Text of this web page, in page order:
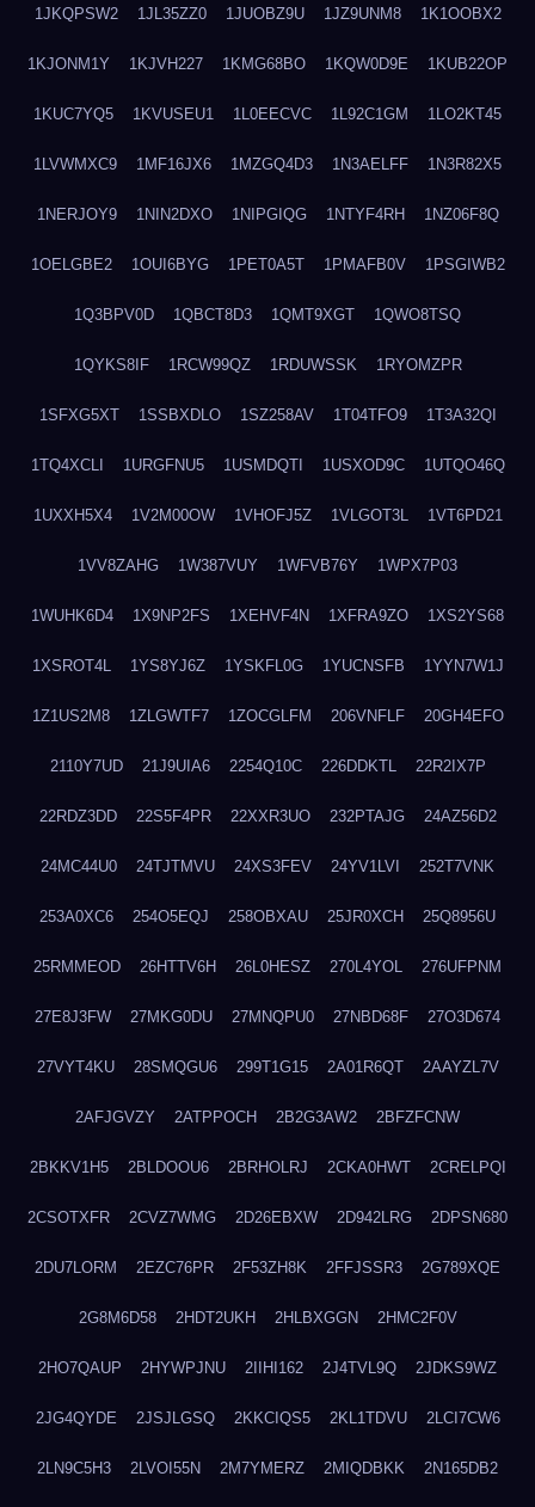
1JKQPSW2 1JL35ZZ0 1JUOBZ9U 1JZ9UNM8 1K1OOBX2
1KJONM1Y 1KJVH227 1KMG68BO 1KQW0D9E 1KUB22OP
1KUC7YQ5 1KVUSEU1 1L0EECVC 1L92C1GM 1LO2KT45
1LVWMXC9 1MF16JX6 1MZGQ4D3 1N3AELFF 1N3R82X5
1NERJOY9 1NIN2DXO 1NIPGIQG 1NTYF4RH 1NZ06F8Q
1OELGBE2 1OUI6BYG 1PET0A5T 1PMAFB0V 1PSGIWB2
1Q3BPV0D 1QBCT8D3 1QMT9XGT 1QWO8TSQ
1QYKS8IF 1RCW99QZ 1RDUWSSK 1RYOMZPR
1SFXG5XT 1SSBXDLO 1SZ258AV 1T04TFO9 1T3A32QI
1TQ4XCLI 1URGFNU5 1USMDQTI 1USXOD9C 1UTQO46Q
1UXXH5X4 1V2M00OW 1VHOFJ5Z 1VLGOT3L 1VT6PD21
1VV8ZAHG 1W387VUY 1WFVB76Y 1WPX7P03
1WUHK6D4 1X9NP2FS 1XEHVF4N 1XFRA9ZO 1XS2YS68
1XSROT4L 1YS8YJ6Z 1YSKFL0G 1YUCNSFB 1YYN7W1J
1Z1US2M8 1ZLGWTF7 1ZOCGLFM 206VNFLF 20GH4EFO
2110Y7UD 21J9UIA6 2254Q10C 226DDKTL 22R2IX7P
22RDZ3DD 22S5F4PR 22XXR3UO 232PTAJG 24AZ56D2
24MC44U0 24TJTMVU 24XS3FEV 24YV1LVI 252T7VNK
253A0XC6 254O5EQJ 258OBXAU 25JR0XCH 25Q8956U
25RMMEOD 26HTTV6H 26L0HESZ 270L4YOL 276UFPNM
27E8J3FW 27MKG0DU 27MNQPU0 27NBD68F 27O3D674
27VYT4KU 28SMQGU6 299T1G15 2A01R6QT 2AAYZL7V
2AFJGVZY 2ATPPOCH 2B2G3AW2 2BFZFCNW
2BKKV1H5 2BLDOOU6 2BRHOLRJ 2CKA0HWT 2CRELPQI
2CSOTXFR 2CVZ7WMG 2D26EBXW 2D942LRG 2DPSN680
2DU7LORM 2EZC76PR 2F53ZH8K 2FFJSSR3 2G789XQE
2G8M6D58 2HDT2UKH 2HLBXGGN 2HMC2F0V
2HO7QAUP 2HYWPJNU 2IIHI162 2J4TVL9Q 2JDKS9WZ
2JG4QYDE 2JSJLGSQ 2KKCIQS5 2KL1TDVU 2LCI7CW6
2LN9C5H3 2LVOI55N 2M7YMERZ 2MIQDBKK 2N165DB2